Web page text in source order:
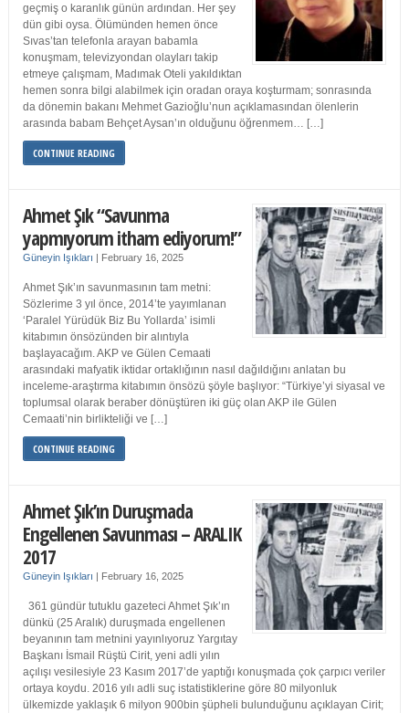
geçmiş o karanlık günün ardından. Her şey
dün gibi oysa. Ölümünden hemen önce
Sıvas’tan telefonla arayan babamla
konuşmam, televizyondan olayları takip
etmeye çalışmam, Madımak Oteli yakıldıktan
hemen sonra bilgi alabilmek için oradan oraya koşturmam; sonrasında
da dönemin bakanı Mehmet Gazioğlu’nun açıklamasından ölenlerin
arasında babam Behçet Aysan’ın olduğunu öğrenmem… […]
CONTINUE READING
Ahmet Şık “Savunma
yapmıyorum itham ediyorum!”
Güneyin Işıkları | February 16, 2025
Ahmet Şık’ın savunmasının tam metni:
Sözlerime 3 yıl önce, 2014’te yayımlanan
‘Paralel Yürüdük Biz Bu Yollarda’ isimli
kitabımın önsözünden bir alıntıyla
başlayacağım. AKP ve Gülen Cemaati
arasındaki mafyatik iktidar ortaklığının nasıl dağıldığını anlatan bu
inceleme-araştırma kitabımın önsözü şöyle başlıyor: “Türkiye’yi siyasal ve
toplumsal olarak beraber dönüştüren iki güç olan AKP ile Gülen
Cemaati’nin birlikteliği ve […]
CONTINUE READING
Ahmet Şık’ın Duruşmada
Engellenen Savunması – ARALIK
2017
Güneyin Işıkları | February 16, 2025
361 gündür tutuklu gazeteci Ahmet Şık’ın
dünkü (25 Aralık) duruşmada engellenen
beyanının tam metnini yayınlıyoruz Yargıtay
Başkanı İsmail Rüştü Cirit, yeni adli yılın
açılışı vesilesiyle 23 Kasım 2017’de yaptığı konuşmada çok çarpıcı veriler
ortaya koydu. 2016 yılı adli suç istatistiklerine göre 80 milyonluk
ülkemizde yaklaşık 6 milyon 900bin şüpheli bulunduğunu açıklayan Cirit;